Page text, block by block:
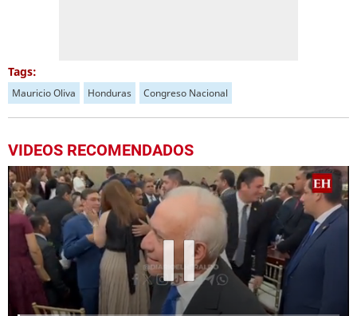
Tags:
Mauricio Oliva Honduras Congreso Nacional
VIDEOS RECOMENDADOS